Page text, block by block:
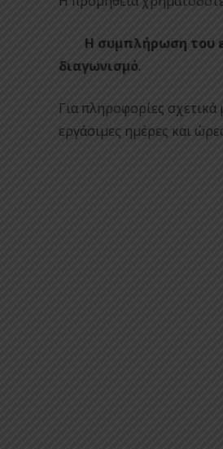
Η συμπλήρωση του
διαγωνισμό.
Για πληροφορίες
εργάσιμες ημέρες και